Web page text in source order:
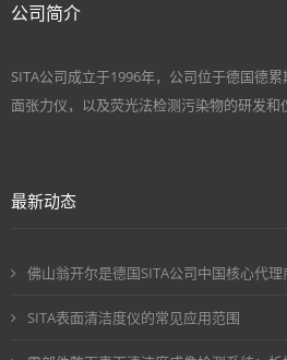
公司简介
SITA公司成立于1996年，公司位于德国德
面张力仪，以及荧光法检测污染物的研发和
最新动态
佛山翁开尔是德国SITA公司中国核心代理
SITA表面清洁度仪的常见应用范围